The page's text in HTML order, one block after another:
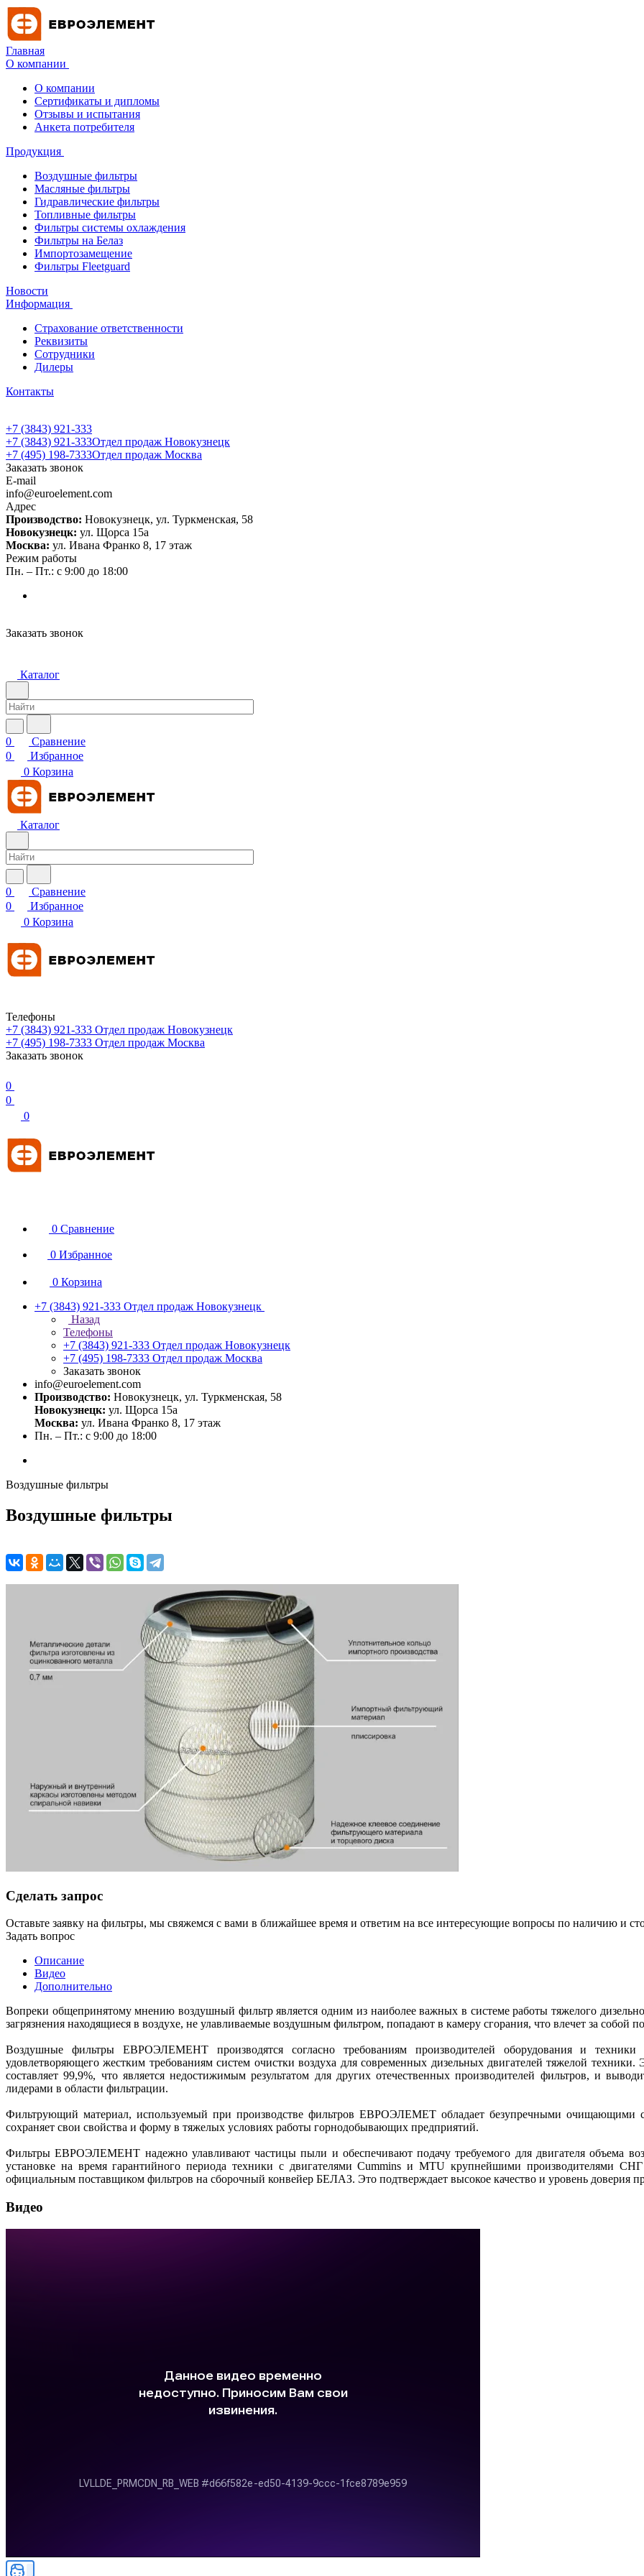
Главная
О компании
О компании
Сертификаты и дипломы
Отзывы и испытания
Анкета потребителя
Продукция
Воздушные фильтры
Масляные фильтры
Гидравлические фильтры
Топливные фильтры
Фильтры системы охлаждения
Фильтры на Белаз
Импортозамещение
Фильтры Fleetguard
Новости
Информация
Страхование ответственности
Реквизиты
Сотрудники
Дилеры
Контакты
+7 (3843) 921-333
+7 (3843) 921-333Отдел продаж Новокузнецк
+7 (495) 198-7333Отдел продаж Москва
Заказать звонок
E-mail
info@euroelement.com
Адрес
Производство: Новокузнецк, ул. Туркменская, 58
Новокузнецк: ул. Щорса 15а
Москва: ул. Ивана Франко 8, 17 этаж
Режим работы
Пн. – Пт.: с 9:00 до 18:00
Заказать звонок
Каталог
0
Сравнение
0
Избранное
0 Корзина
Каталог
0
Сравнение
0
Избранное
0 Корзина
Телефоны
+7 (3843) 921-333 Отдел продаж Новокузнецк
+7 (495) 198-7333 Отдел продаж Москва
Заказать звонок
0
0
0
0 Сравнение
0 Избранное
0 Корзина
+7 (3843) 921-333 Отдел продаж Новокузнецк
Назад
Телефоны
+7 (3843) 921-333 Отдел продаж Новокузнецк
+7 (495) 198-7333 Отдел продаж Москва
Заказать звонок
info@euroelement.com
Производство: Новокузнецк, ул. Туркменская, 58
Новокузнецк: ул. Щорса 15а
Москва: ул. Ивана Франко 8, 17 этаж
Пн. – Пт.: с 9:00 до 18:00
Воздушные фильтры
Воздушные фильтры
Сделать запрос
Оставьте заявку на фильтры, мы свяжемся с вами в ближайшее время и ответим на все интересующие вопросы по наличию и
Задать вопрос
Описание
Видео
Дополнительно
Вопреки общепринятому мнению воздушный фильтр является одним из наиболее важных в системе работы тяжелого
загрязнения находящиеся в воздухе, не улавливаемые воздушным фильтром, попадают в камеру сгорания, что влечет за
Воздушные фильтры ЕВРОЭЛЕМЕНТ производятся согласно требованиям производителей оборудования и техники
удовлетворяющего жестким требованиям систем очистки воздуха для современных дизельных двигателей тяжелой
составляет 99,9%, что является недостижимым результатом для других отечественных производителей фильтров, и
лидерами в области фильтрации.
Фильтрующий материал, используемый при производстве фильтров ЕВРОЭЛЕМЕТ обладает безупречными очищающими
сохраняет свои свойства и форму в тяжелых условиях работы горнодобывающих предприятий.
Фильтры ЕВРОЭЛЕМЕНТ надежно улавливают частицы пыли и обеспечивают подачу требуемого для двигателя объема
установке на время гарантийного периода техники с двигателями Cummins и MTU крупнейшими
официальным поставщиком фильтров на сборочный конвейер БЕЛАЗ. Это подтверждает высокое качество и уровень доверия
Видео